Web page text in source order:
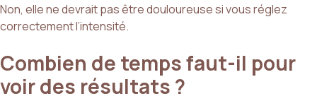
Non, elle ne devrait pas être douloureuse si vous réglez
correctement l’intensité.
Combien de temps faut-il pour
voir des résultats ?